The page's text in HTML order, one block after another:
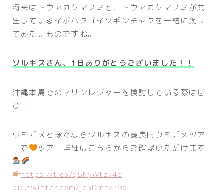
将来はトウアカクマノミと、トウアカクマノミが共
生しているイボハタゴイソギンチャクを一緒に飼っ
てみたいものですね。
ソルキスさん、1日ありがとうございました！！
沖縄本島でのマリンレジャーを検討している際はぜ
ひ！
ウミガメと泳ぐならソルキスの慶良間ウミガメツア
ーで
ツアー詳細はこちらからご確認いただけます
https://t.co/g5NyWtzv4c
pic.twitter.com/jahDmtvr9o